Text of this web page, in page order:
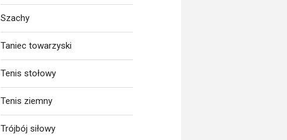
Szachy
Taniec towarzyski
Tenis stołowy
Tenis ziemny
Trójbój siłowy